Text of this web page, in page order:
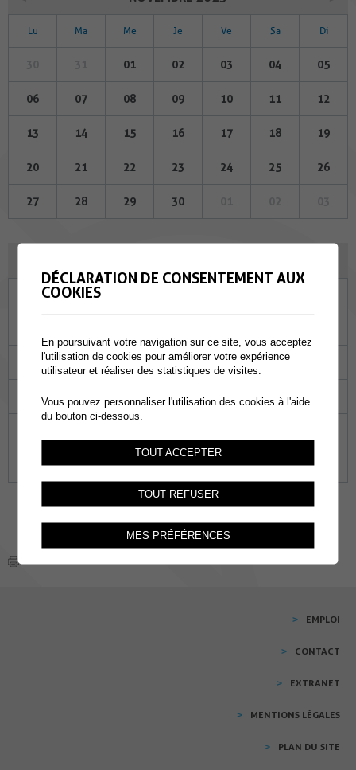
Lu Ma Me Je Ve Sa Di
01 02 03 04 05
06 07 08 09 10 11 12
13 14 15 16 17 18 19
20 21 22 23 24 25 26
27 28 29 30
Ma
05 06 07 08 09
14 15 16
26 27 28 29 30
EMPLOI
CONTACT
EXTRANET
MENTIONS LÉGALES
PLAN DU SITE
DÉCLARATION DE CONSENTEMENT AUX
COOKIES
En poursuivant votre navigation sur ce site, vous acceptez
l'utilisation de cookies pour améliorer votre expérience
utilisateur et réaliser des statistiques de visites.
Vous pouvez personnaliser l'utilisation des cookies à l'aide
du bouton ci-dessous.
TOUT ACCEPTER
TOUT REFUSER
MES PRÉFÉRENCES